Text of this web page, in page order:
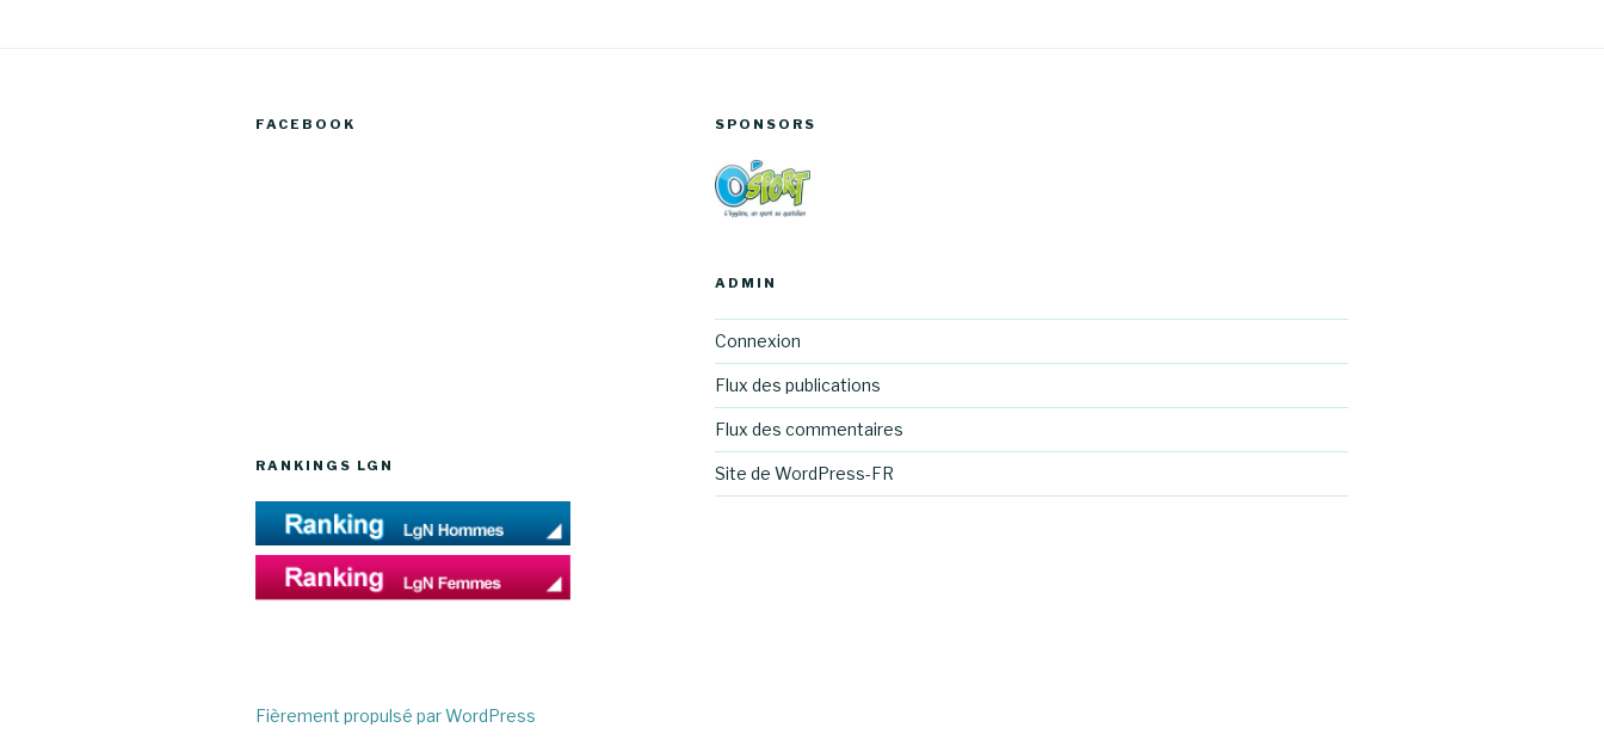
FACEBOOK
RANKINGS LGN
SPONSORS
ADMIN
Connexion
Flux des publications
Flux des commentaires
Site de WordPress-FR
Fièrement propulsé par WordPress